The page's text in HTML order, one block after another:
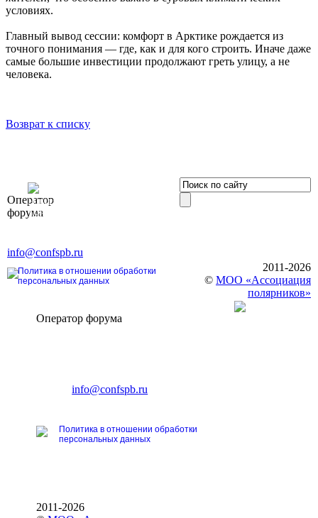
условиях.
Главный вывод сессии: комфорт в Арктике рождается из
точного понимания — где, как и для кого строить. Иначе даже
самые большие инвестиции продолжают греть улицу, а не
человека.
Возврат к списку
Оператор
форума
Элит»
196191, г. Санкт-Петербург,
info@confspb.ru
Политика в отношении обработки
персональных данных
2011-2026
© МОО «Ассоциация
полярников»
Оператор форума
E-mail:info@confspb.ru
Политика в отношении обработки
персональных данных
2011-2026